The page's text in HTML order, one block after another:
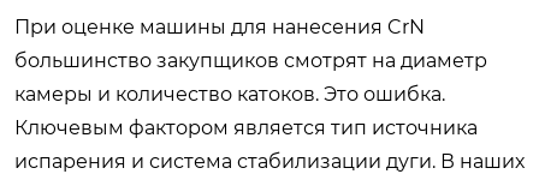
При оценке машины для нанесения CrN
большинство закупщиков смотрят на диаметр
камеры и количество катоков. Это ошибка.
Ключевым фактором является тип источника
испарения и система стабилизации дуги. В наших